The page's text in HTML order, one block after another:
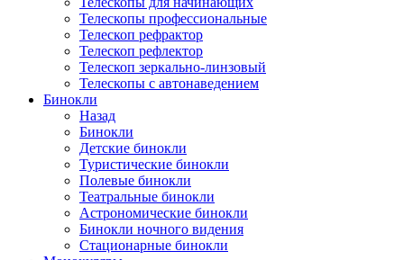
Телескопы профессиональные
Телескоп рефрактор
Телескоп рефлектор
Телескоп зеркально-линзовый
Телескопы с автонаведением
Бинокли
Назад
Бинокли
Детские бинокли
Туристические бинокли
Полевые бинокли
Театральные бинокли
Астрономические бинокли
Бинокли ночного видения
Стационарные бинокли